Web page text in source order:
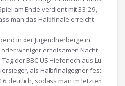
am Ende verdient mit 33:29,
man das Halbfinale erreicht
in der Jugendherberge in
weniger erholsamen Nacht
der BBC US Hiefenech aus Lu-
als Halbfinalgegner fest.
deutlich, sodass man im letzten